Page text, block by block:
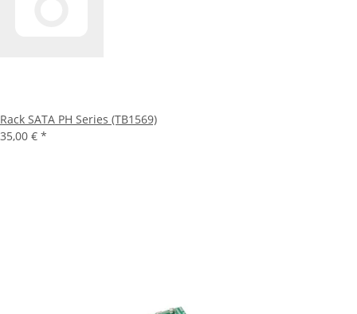
Rack SATA PH Series (TB1569)
35,00 € *